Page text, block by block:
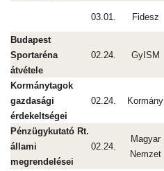
03.01. Fidesz
Budapest
Sportaréna
átvétele
02.24. GyISM
Kormánytagok
gazdasági
érdekeltségei
02.24. Kormány
Pénzügykutató Rt.
állami
megrendelései
02.24.
Magyar
Nemzet